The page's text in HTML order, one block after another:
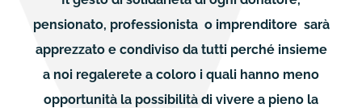
pensionato, professionista o imprenditore sarà
apprezzato e condiviso da tutti perché insieme
a noi regalerete a coloro i quali hanno meno
opportunità la possibilità di vivere a pieno la